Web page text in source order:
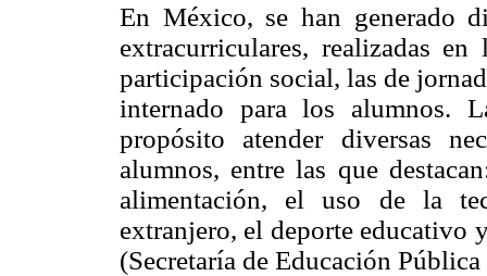
En México, se han generado
extracurriculares, realizadas
participación social, las de
internado para los alumnos.
propósito atender diversas
alumnos, entre las que
alimentación, el uso de la
extranjero, el deporte educativo
(Secretaría de Educación